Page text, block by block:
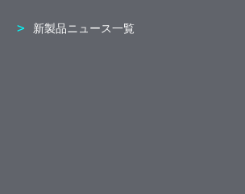
新製品ニュース一覧